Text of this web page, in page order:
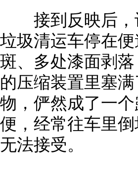
接到反映后，
垃圾清运车停在
斑、多处漆面剥
的压缩装置里塞
物，俨然成了一
便，经常往车里
无法接受。